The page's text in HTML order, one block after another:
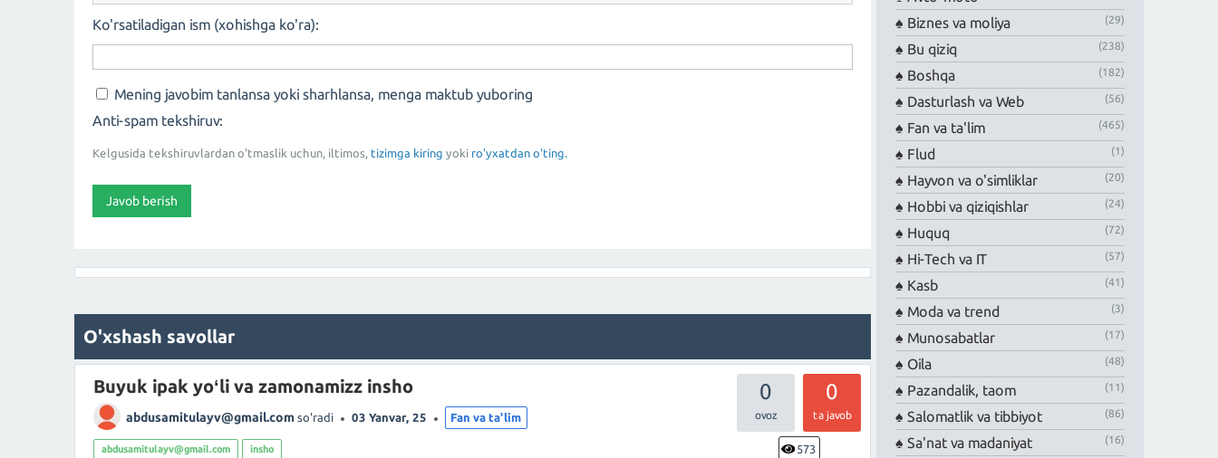
Ko'rsatiladigan ism (xohishga ko'ra):
Mening javobim tanlansa yoki sharhlansa, menga maktub yuboring
Anti-spam tekshiruv:
Kelgusida tekshiruvlardan o'tmaslik uchun, iltimos, tizimga kiring yoki ro'yxatdan o'ting.
O'xshash savollar
0 0
ta javob
573
Buyuk ipak yoʻli va zamonamizz insho
abdusamitulayv@gmail.com so'radi 03 Yanvar, 25 Fan va ta'lim
abdusamitulayv@gmail.com insho
Biznes va moliya (29)
Bu qiziq (238)
Boshqa (182)
Dasturlash va Web (56)
Fan va ta'lim (465)
Flud (1)
Hayvon va o'simliklar (20)
Hobbi va qiziqishlar (24)
Huquq (72)
Hi-Tech va IT (57)
Kasb (41)
Moda va trend (3)
Munosabatlar (17)
Oila (48)
Pazandalik, taom (11)
Salomatlik va tibbiyot (86)
Sa'nat va madaniyat (16)